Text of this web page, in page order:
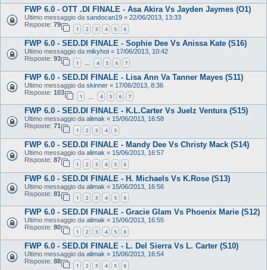
FWP 6.0 - OTT .DI FINALE - Asa Akira Vs Jayden Jaymes (O1)
Ultimo messaggio da sandocan19 « 22/06/2013, 13:33
Risposte: 79
1 2 3 4 5 6
FWP 6.0 - SED.DI FINALE - Sophie Dee Vs Anissa Kate (S16)
Ultimo messaggio da mikyhot « 17/06/2013, 10:42
Risposte: 93
1 … 4 5 6 7
FWP 6.0 - SED.DI FINALE - Lisa Ann Va Tanner Mayes (S11)
Ultimo messaggio da skinner « 17/06/2013, 8:36
Risposte: 103
1 4 5 6 7
FWP 6.0 - SED.DI FINALE - K.L.Carter Vs Juelz Ventura (S15)
Ultimo messaggio da alimak « 15/06/2013, 16:58
Risposte: 71
1 2 3 4 5
FWP 6.0 - SED.DI FINALE - Mandy Dee Vs Christy Mack (S14)
Ultimo messaggio da alimak « 15/06/2013, 16:57
Risposte: 87
1 2 3 4 5 6
FWP 6.0 - SED.DI FINALE - H. Michaels Vs K.Rose (S13)
Ultimo messaggio da alimak « 15/06/2013, 16:56
Risposte: 81
1 2 3 4 5 6
FWP 6.0 - SED.DI FINALE - Gracie Glam Vs Phoenix Marie (S12)
Ultimo messaggio da alimak « 15/06/2013, 16:55
Risposte: 80
1 2 3 4 5 6
FWP 6.0 - SED.DI FINALE - L. Del Sierra Vs L. Carter (S10)
Ultimo messaggio da alimak « 15/06/2013, 16:54
Risposte: 88
1 2 3 4 5 6